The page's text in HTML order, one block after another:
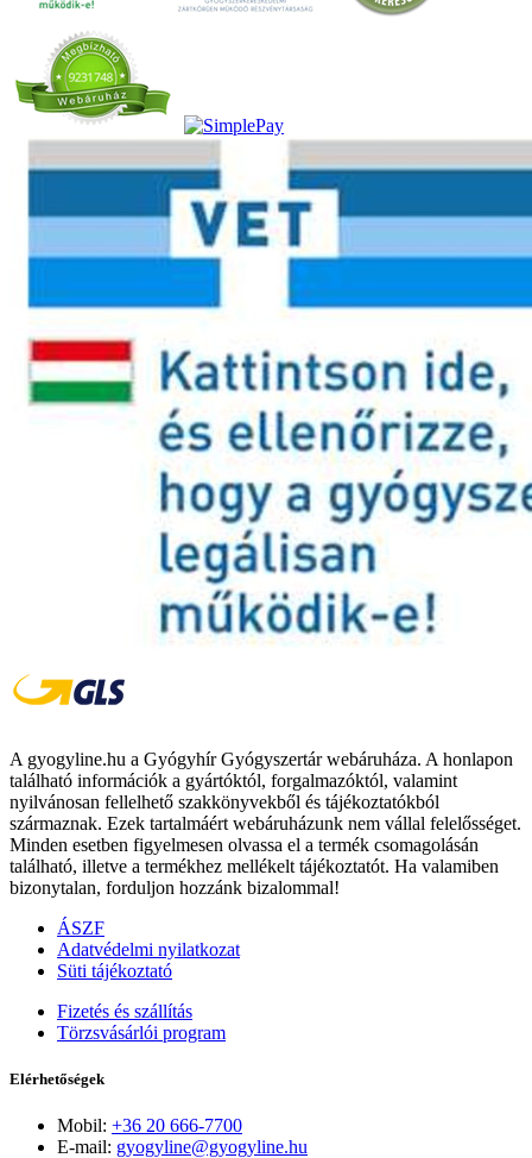
A gyogyline.hu a Gyógyhír Gyógyszertár webáruháza. A honlapon
található információk a gyártóktól, forgalmazóktól, valamint
nyilvánosan fellelhető szakkönyvekből és tájékoztatókból
származnak. Ezek tartalmáért webáruházunk nem vállal felelősséget.
Minden esetben figyelmesen olvassa el a termék csomagolásán
található, illetve a termékhez mellékelt tájékoztatót. Ha valamiben
bizonytalan, forduljon hozzánk bizalommal!
ÁSZF
Adatvédelmi nyilatkozat
Süti tájékoztató
Fizetés és szállítás
Törzsvásárlói program
Elérhetőségek
Mobil: +36 20 666-7700
E-mail: gyogyline@gyogyline.hu